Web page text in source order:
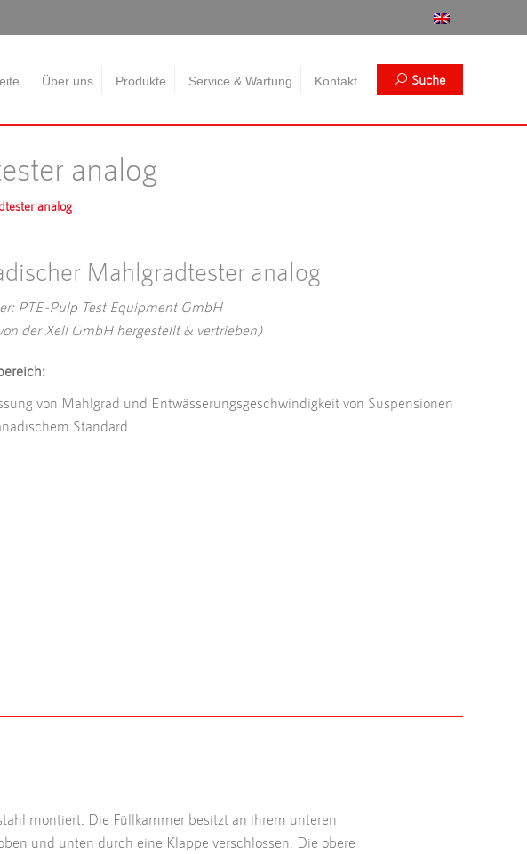
Über uns Produkte Service & Wartung Kontakt Search:Suche
analog
analog
Mahlgradtester analog
PTE-Pulp Test Equipment GmbH
der XellGmbH hergestellt & vertrieben)
von Mahlgrad und Entwässerungsgeschwindigkeit von Suspensionen
Standard.
montiert. Die Füllkammer besitzt an ihrem unteren
und unten durch eine Klappe verschlossen. Die obere